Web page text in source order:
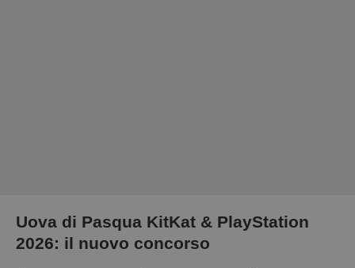
Uova di Pasqua KitKat & PlayStation
2026: il nuovo concorso